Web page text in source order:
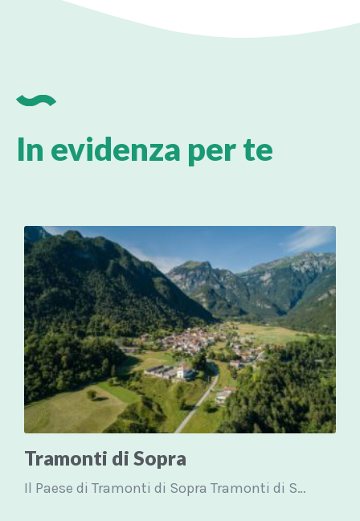
In evidenza per te
Tramonti di Sopra
Il Paese di Tramonti di Sopra Tramonti di Sopra chiude a monte...